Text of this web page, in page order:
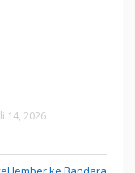
14, 2026